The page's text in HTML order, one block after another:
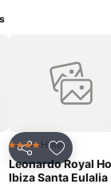
favoritos
Partilhar
4 EstrelasHotel
Leonardo Royal
Ibiza Santa Eulalia